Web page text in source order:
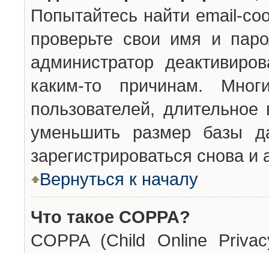
Попытайтесь найти email-
проверьте свои имя и
администратор
каким-то причинам.
пользователей,
уменьшить размер базы
зарегистрироваться снова и
Вернуться к началу
Что такое COPPA?
COPPA (Child Online